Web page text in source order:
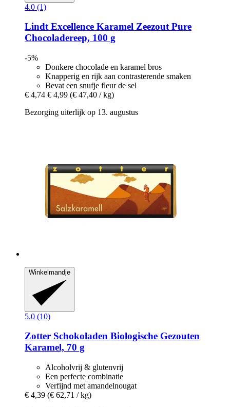
4.0 (1)
LindtExcellence Karamel Zeezout Pure
Chocoladereep, 100 g
-5%
Donkere chocolade en karamel bros
Knapperig en rijk aan contrasterende smaken
Bevat een snufje fleur de sel
€ 4,74 € 4,99 (€ 47,40 / kg)
Bezorging uiterlijk op 13. augustus
Winkelmandje
5.0 (10)
Zotter Schokoladen Biologische Gezouten
Karamel, 70 g
Alcoholvrij & glutenvrij
Een perfecte combinatie
Verfijnd met amandelnougat
€ 4,39 (€ 62,71 / kg)